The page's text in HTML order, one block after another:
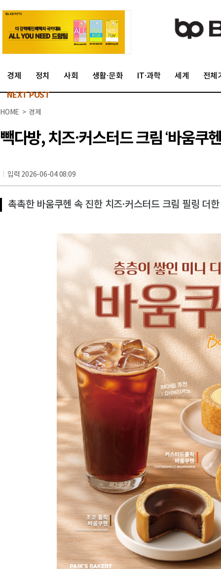
경제 정치 사회 생활·문화 IT·과학 세계 전체
NEXT POST
HOME > 경제
빽다방, 치즈·커스터드 크림 ‘바움쿠
입력 2026-06-04 08:09
촉촉한 바움쿠헨 속 진한 치즈·커스터드 크림 필링 더